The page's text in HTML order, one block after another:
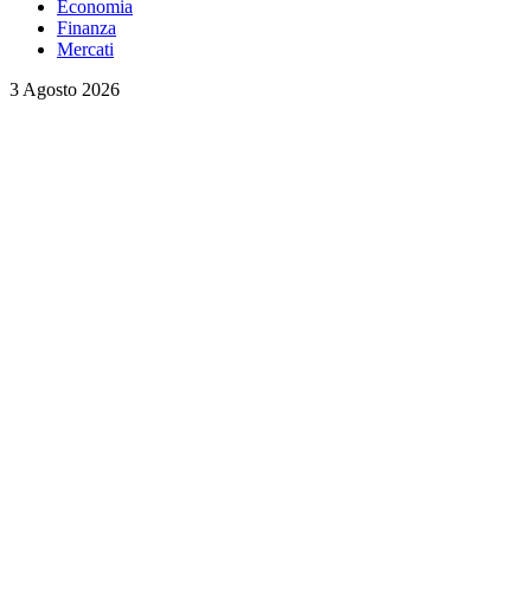
Economia
Finanza
Mercati
3 Agosto 2026